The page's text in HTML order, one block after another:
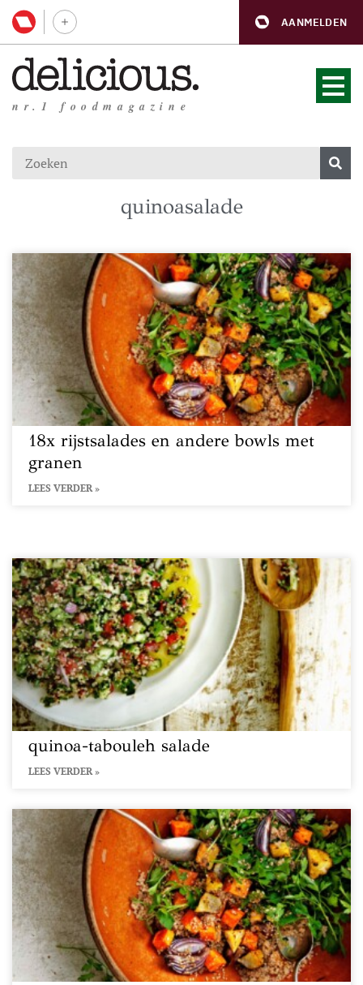
AANMELDEN
nr.1 foodmagazine
quinoasalade
18x rijstsalades en andere bowls met
granen
LEES VERDER »
quinoa-tabouleh salade
LEES VERDER »